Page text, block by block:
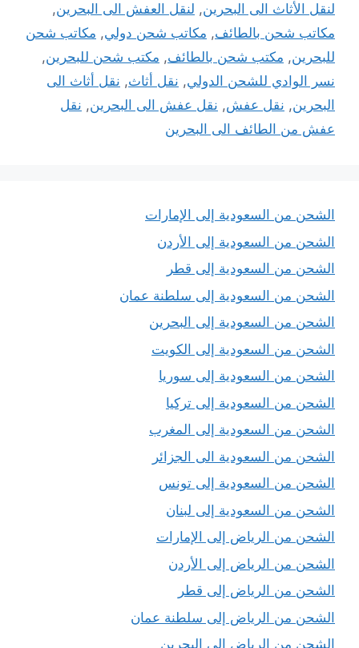
لنقل الأثاث الى البحرين, لنقل العفش الى البحرين,
مكاتب شحن بالطائف, مكاتب شحن دولي, مكاتب شحن
للبحرين, مكتب شحن بالطائف, مكتب شحن للبحرين,
نسر الوادي للشحن الدولي, نقل أثاث, نقل أثاث الى
البحرين, نقل عفش, نقل عفش الى البحرين, نقل
عفش من الطائف الى البحرين
الشحن من السعودية إلى الإمارات
الشحن من السعودية إلى الأردن
الشحن من السعودية إلى قطر
الشحن من السعودية إلى سلطنة عمان
الشحن من السعودية إلى البحرين
الشحن من السعودية إلى الكويت
الشحن من السعودية إلى سوريا
الشحن من السعودية إلى تركيا
الشحن من السعودية إلى المغرب
الشحن من السعودية الى الجزائر
الشحن من السعودية إلى تونس
الشحن من السعودية إلى لبنان
الشحن من الرياض إلى الإمارات
الشحن من الرياض إلى الأردن
الشحن من الرياض إلى قطر
الشحن من الرياض إلى سلطنة عمان
الشحن من الرياض إلى البحرين